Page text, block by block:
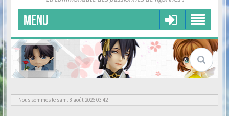
MENU
Nous sommes le sam. 8 août 2026 03:42